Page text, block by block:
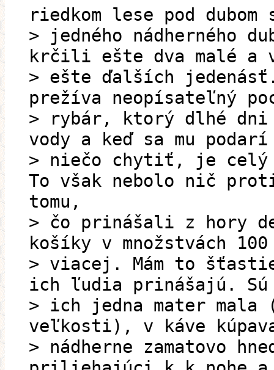
riedkom lese pod dubom
> jedného nádherného
krčili ešte dva malé a
> ešte ďalších
prežíva neopísateľný
> rybár, ktorý dlhé dni
vody a keď sa mu podarí
> niečo chytiť, je celý
To však nebolo nič
tomu,
> čo prinášali z hory
košíky v množstvách
> viacej. Mám to
ich ľudia prinášajú. Sú
> ich jedna mater mala
veľkosti), v káve
> nádherne zamatovo